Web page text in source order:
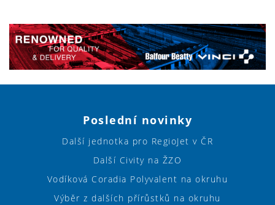
Poslední novinky
Další jednotka pro RegioJet v ČR
Další Civity na ŽZO
Vodíková Coradia Polyvalent na okruhu
Výběr z dalších přírůstků na okruhu